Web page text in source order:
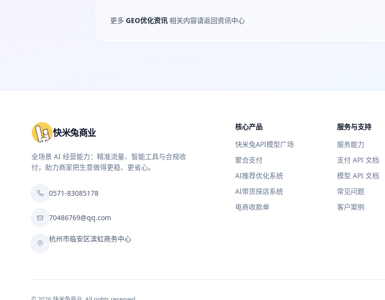
更多 GEO优化资讯 相关内容请返回资讯中心
快米兔商业
全场景 AI 经营能力：精准流量、智能工具与合规收
付，助力商家把生意做得更稳、更省心。
0571-83085178
70486769@qq.com
杭州市临安区滨虹商务中心
核心产品
快米兔API模型广场
聚合支付
AI推荐优化系统
AI带货探店系统
电商收款单
服务与支持
服务能力
支付 API 文档
模型 API 文档
常见问题
客户案例